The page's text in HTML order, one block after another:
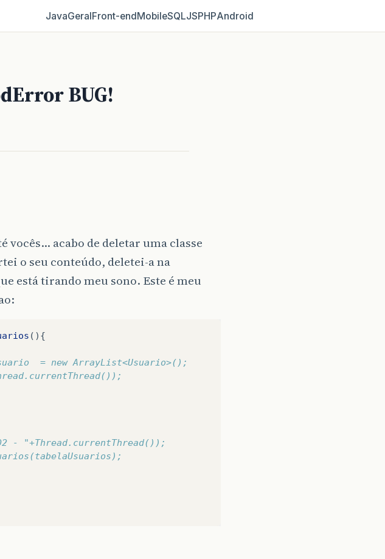
JavaGeralFront‑endMobileSQLJSPHPAndroid
BUG!
vocês... acabo de deletar uma classe
o seu conteúdo, deletei-a na
está tirando meu sono. Este é meu
(){
= new ArrayList<Usuario>();
- "+Thread.currentThread());